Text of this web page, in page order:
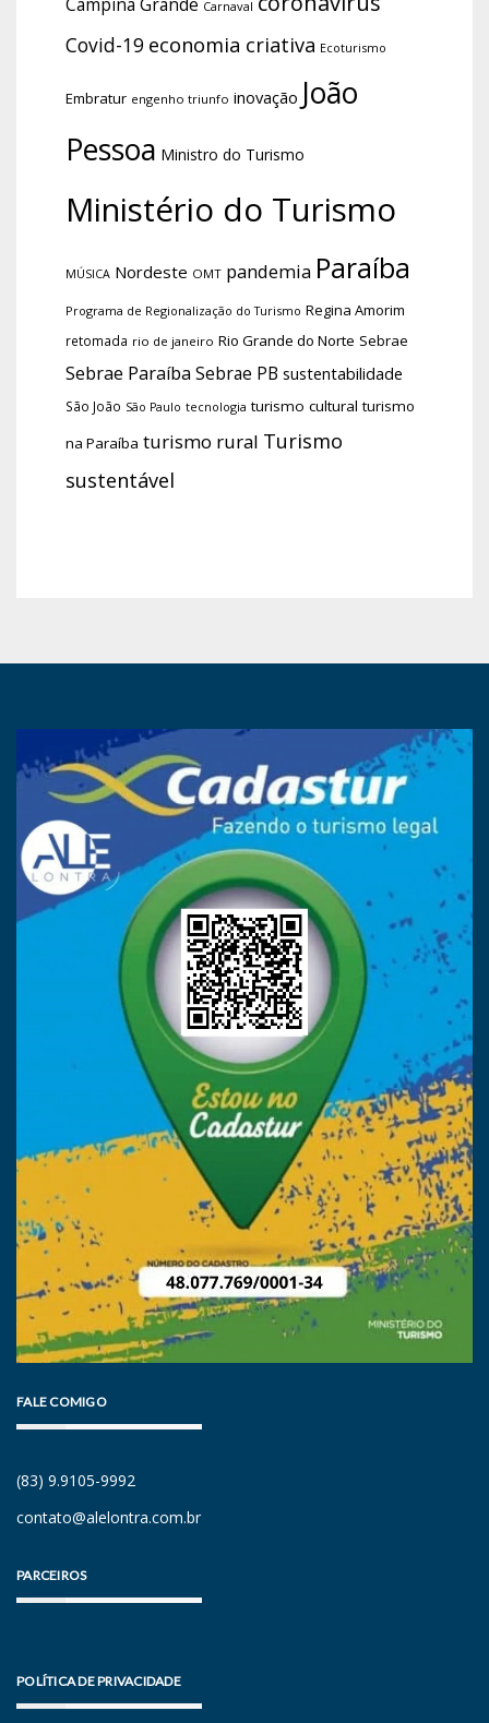
Carnaval
Covid-19 economia criativa Ecoturismo
Embratur engenho triunfo inovação João
Pessoa Ministro do Turismo
Ministério do Turismo
MÚSICA Nordeste OMT pandemia Paraíba
Programa de Regionalização do Turismo Regina Amorim
retomada rio de janeiro Rio Grande do Norte Sebrae
Sebrae Paraíba Sebrae PB sustentabilidade
São João São Paulo tecnologia turismo cultural turismo
na Paraíba turismo rural Turismo
sustentável
FALE COMIGO
(83) 9.9105-9992
contato@alelontra.com.br
PARCEIROS
POLÍTICA DE PRIVACIDADE